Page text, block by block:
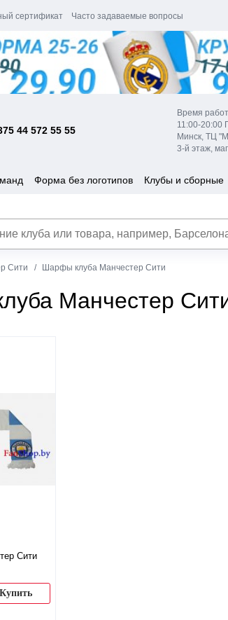
сертификат Часто задаваемые вопросы
44 572 55 55
Время
11:00-20:00
Минск, ТЦ
3-й этаж,
Форма без логотипов Клубы и сборные
Сити Шарфы клуба Манчестер Сити
Манчестер
Сити
Купить